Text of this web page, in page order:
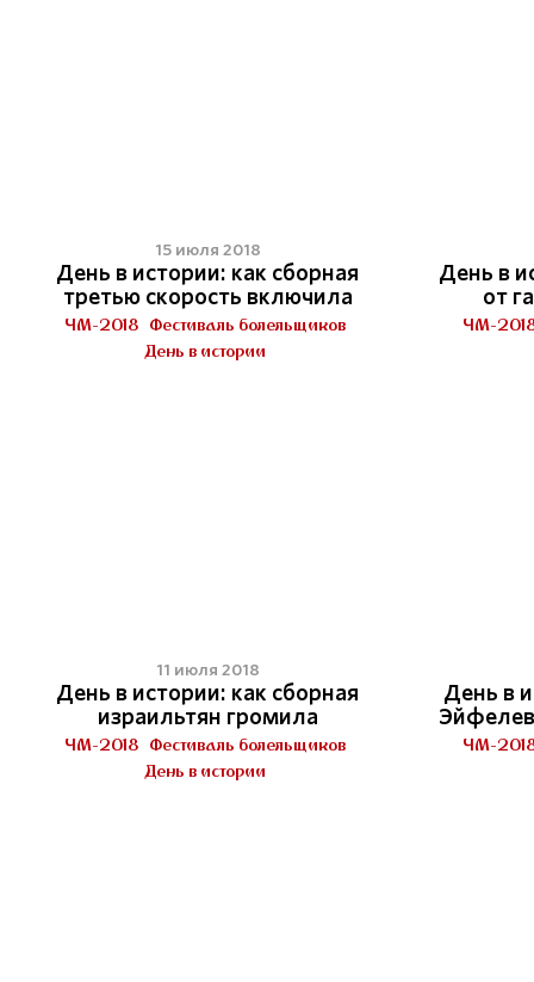
15 июля 2018
День в истории: как сборная
третью скорость включила
ЧМ-2018 Фестиваль болельщиков
День в истории
День в
от
ЧМ-
11 июля 2018
День в истории: как сборная
израильтян громила
ЧМ-2018 Фестиваль болельщиков
День в истории
День в
ЧМ-